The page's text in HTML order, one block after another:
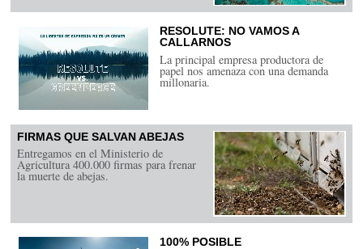
RESOLUTE: NO VAMOS A
CALLARNOS
La principal empresa productora de
papel nos amenaza con una demanda
millonaria.
FIRMAS QUE SALVAN ABEJAS
Entregamos en el Ministerio de
Agricultura 400.000 firmas para frenar
la muerte de abejas.
100% POSIBLE